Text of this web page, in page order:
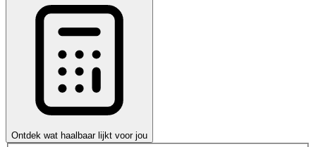
Ontdek wat haalbaar lijkt voor jou